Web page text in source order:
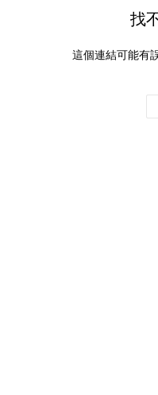
找
這個連結可能有